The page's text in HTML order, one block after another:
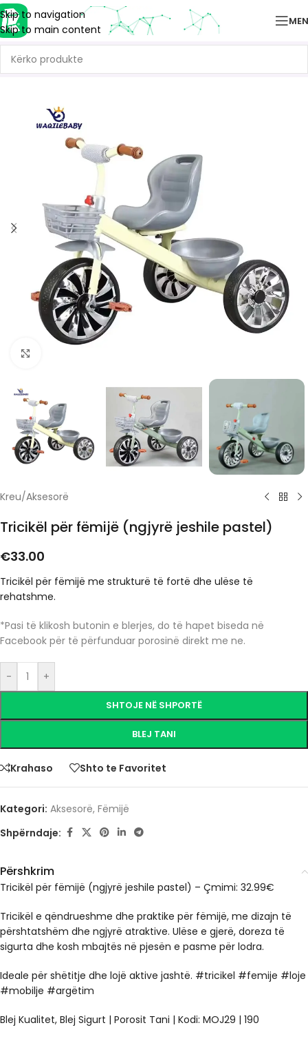
Skip to navigation
Skip to main content
Kreu/Aksesorë
Tricikël për fëmijë (ngjyrë jeshile pastel)
€33.00
Tricikël për fëmijë me strukturë të fortë dhe ulëse të
rehatshme.
*Pasi të klikosh butonin e blerjes, do të hapet biseda në
Facebook për të përfunduar porosinë direkt me ne.
- +
SHTOJE NË SHPORTË
BLEJ TANI
Krahaso Shto te Favoritet
Kategori: Aksesorë, Fëmijë
Shpërndaje:
Përshkrim
Tricikël për fëmijë (ngjyrë jeshile pastel) – Çmimi: 32.99€
Tricikël e qëndrueshme dhe praktike për fëmijë, me dizajn të
përshtatshëm dhe ngjyrë atraktive. Ulëse e gjerë, doreza të
sigurta dhe kosh mbajtës në pjesën e pasme për lodra.
Ideale për shëtitje dhe lojë aktive jashtë. #tricikel #femije #loje
#mobilje #argëtim
Blej Kualitet, Blej Sigurt | Porosit Tani | Kodi: MOJ29 | 190